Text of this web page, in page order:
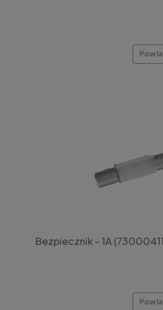
Bezpiecznik - 1A